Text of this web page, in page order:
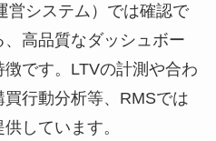
営システム）では確認で
高品質なダッシュボー
徴です。LTVの計測や合わ
行動分析等、RMSでは
しています。